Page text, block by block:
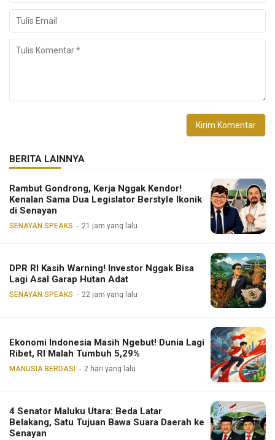
BERITA LAINNYA
Rambut Gondrong, Kerja Nggak Kendor!
Kenalan Sama Dua Legislator Berstyle Ikonik
di Senayan
SENAYAN SPEAKS 21 jam yang lalu
DPR RI Kasih Warning! Investor Nggak Bisa
Lagi Asal Garap Hutan Adat
SENAYAN SPEAKS 22 jam yang lalu
Ekonomi Indonesia Masih Ngebut! Dunia Lagi
Ribet, RI Malah Tumbuh 5,29%
MANUSIA BERDASI 2 hari yang lalu
4 Senator Maluku Utara: Beda Latar
Belakang, Satu Tujuan Bawa Suara Daerah ke
Senayan